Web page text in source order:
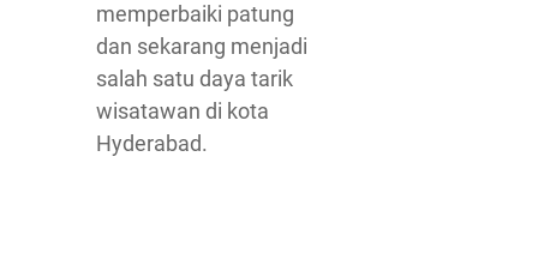
memperbaiki patung
dan sekarang menjadi
salah satu daya tarik
wisatawan di kota
Hyderabad.